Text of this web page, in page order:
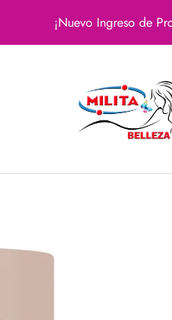
¡Nuevo Ingreso de
Belleza